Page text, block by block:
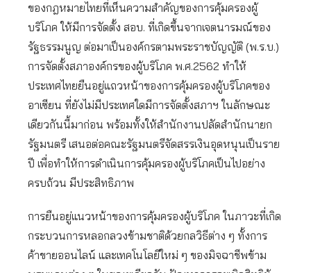
ของกฎหมายไทยที่เห็นความสำคัญของการคุ้มครองผู้
บริโภค ให้มีการจัดตั้ง สอบ. ที่เกิดขึ้นจากเจตนารมณ์ของ
รัฐธรรมนูญ ต่อมาเป็นองค์กรตามพระราชบัญญัติ (พ.ร.บ.)
การจัดตั้งสภาองค์กรของผู้บริโภค พ.ศ.2562 ทำให้
ประเทศไทยยืนอยู่แถวหน้าของการคุ้มครองผู้บริโภคของ
อาเซียน ที่ยังไม่มีประเทศใดมีการจัดตั้งสภาฯ ในลักษณะ
เดียวกันนี้มาก่อน พร้อมทั้งให้สำนักงานปลัดสำนักนายก
รัฐมนตรี เสนอต่อคณะรัฐมนตรีจัดสรรเงินอุดหนุนเป็นราย
ปี เพื่อทำให้การดำเนินการคุ้มครองผู้บริโภคเป็นไปอย่าง
ครบถ้วน มีประสิทธิภาพ
การยืนอยู่แนวหน้าของการคุ้มครองผู้บริโภค ในภาวะที่เกิด
กระบวนการหลอกลวงข้ามชาติด้วยกลวิธีต่าง ๆ ทั้งการ
ค้าขายออนไลน์ และเทคโนโลยีใหม่ ๆ ของมิจฉาชีพข้าม